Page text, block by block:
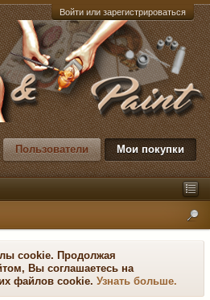
Войти или зарегистрироваться
Пользователи Мои покупки
cookie. Продолжая
Вы соглашаетесь на
файлов cookie. Узнать больше.